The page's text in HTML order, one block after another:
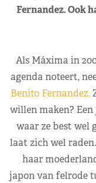
Fernandez. Ook
Als Máxima in
agenda noteert,
Benito Fernandez.
willen maken?
waar ze best wel
laat zich wel
haar
japon van felrode